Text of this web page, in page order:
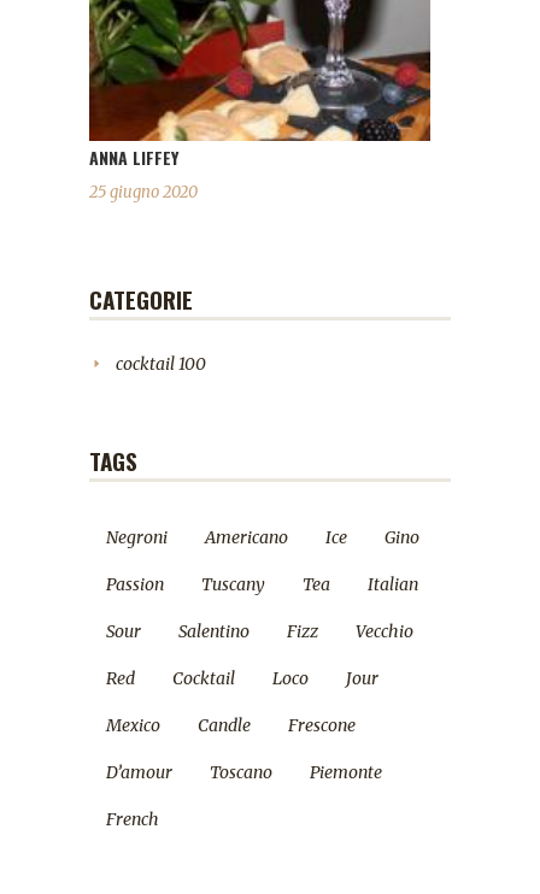
ANNA LIFFEY
25 giugno 2020
CATEGORIE
cocktail100
TAGS
Negroni Americano Ice Gino
Passion Tuscany Tea Italian
Sour Salentino Fizz Vecchio
Red Cocktail Loco Jour
Mexico Candle Frescone
D’amour Toscano Piemonte
French